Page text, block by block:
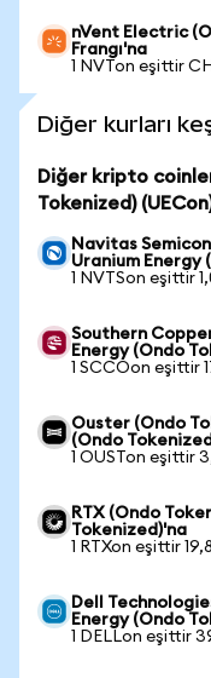
nVent Electric
Frangı'na
1 NVTon eşittir
Diğer kurları
Diğer kripto
Tokenized)
Navitas
Uranium Energy
1 NVTSon eşittir
Southern
Energy (Ondo
1 SCCOon eşittir
Ouster (Ondo
(Ondo
1 OUSTon eşittir
RTX (Ondo
Tokenized)'na
1 RTXon eşittir
Dell
Energy (Ondo
1 DELLon eşittir